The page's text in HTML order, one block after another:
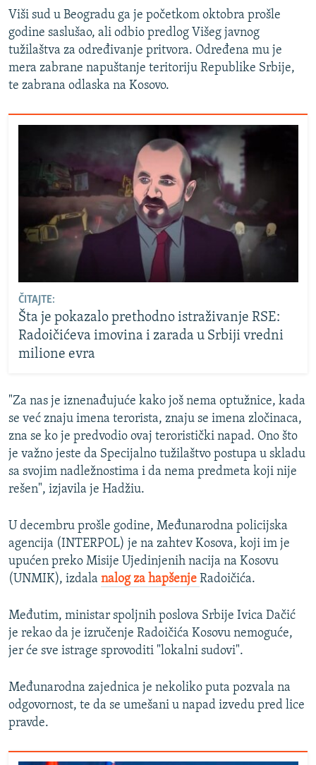
Viši sud u Beogradu ga je početkom oktobra prošle
godine saslušao, ali odbio predlog Višeg javnog
tužilaštva za određivanje pritvora. Određena mu je
mera zabrane napuštanje teritoriju Republike Srbije,
te zabrana odlaska na Kosovo.
ČITAJTE:
Šta je pokazalo prethodno istraživanje RSE:
Radoičićeva imovina i zarada u Srbiji vredni
milione evra
"Za nas je iznenađujuće kako još nema optužnice, kada
se već znaju imena terorista, znaju se imena zločinaca,
zna se ko je predvodio ovaj teroristički napad. Ono što
je važno jeste da Specijalno tužilaštvo postupa u skladu
sa svojim nadležnostima i da nema predmeta koji nije
rešen", izjavila je Hadžiu.
U decembru prošle godine, Međunarodna policijska
agencija (INTERPOL) je na zahtev Kosova, koji im je
upućen preko Misije Ujedinjenih nacija na Kosovu
(UNMIK), izdala nalog za hapšenje Radoičića.
Međutim, ministar spoljnih poslova Srbije Ivica Dačić
je rekao da je izručenje Radoičića Kosovu nemoguće,
jer će sve istrage sprovoditi "lokalni sudovi".
Međunarodna zajednica je nekoliko puta pozvala na
odgovornost, te da se umešani u napad izvedu pred lice
pravde.